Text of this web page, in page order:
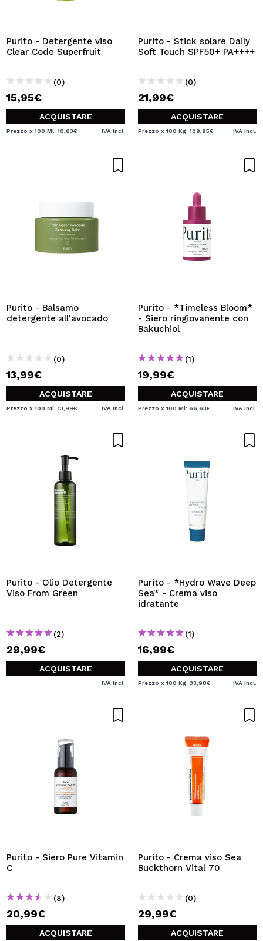
Purito - Detergente viso
Clear Code Superfruit
(0)
15,95€
ACQUISTARE
Prezzo x 100 Ml: 10,63€ IVA Incl.
Purito - Stick solare Daily
Soft Touch SPF50+ PA++++
(0)
21,99€
ACQUISTARE
Prezzo x 100 Kg: 109,95€ IVA Incl.
Purito - Balsamo
detergente all'avocado
(0)
13,99€
ACQUISTARE
Prezzo x 100 Ml: 13,99€ IVA Incl.
Purito - *Timeless Bloom*
- Siero ringiovanente con
Bakuchiol
(1)
19,99€
ACQUISTARE
Prezzo x 100 Ml: 66,63€ IVA Incl.
Purito - Olio Detergente
Viso From Green
(2)
29,99€
ACQUISTARE
IVA Incl.
Purito - *Hydro Wave Deep
Sea* - Crema viso
idratante
(1)
16,99€
ACQUISTARE
Prezzo x 100 Kg: 33,98€ IVA Incl.
Purito - Siero Pure Vitamin
C
(8)
20,99€
ACQUISTARE
Purito - Crema viso Sea
Buckthorn Vital 70
(0)
29,99€
ACQUISTARE